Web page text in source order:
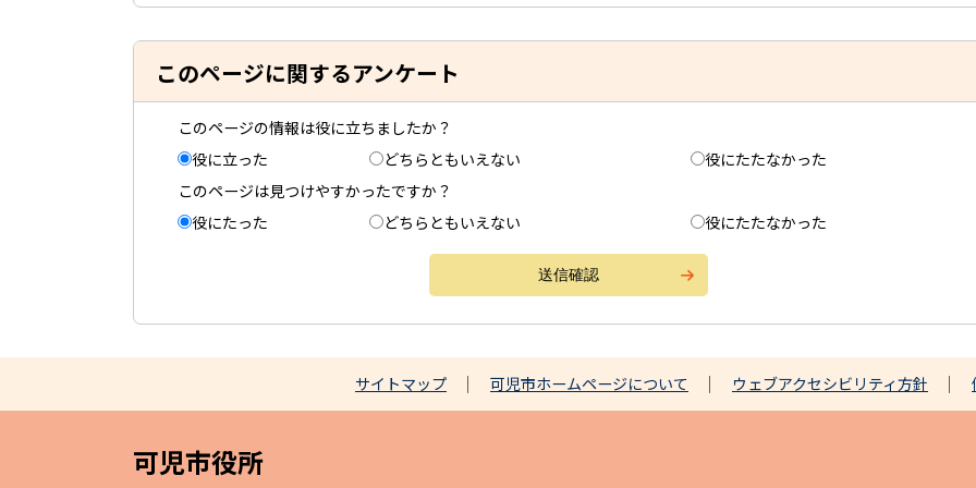
このページに関するアンケート
このページの情報は役に立ちましたか？
役に立った
どちらともいえない
役にたたなかった
このページは見つけやすかったですか？
役にたった
どちらともいえない 役にたたなかった
サイトマップ 可児市ホームページについて ウェブアクセシビリティ方針
可児市役所